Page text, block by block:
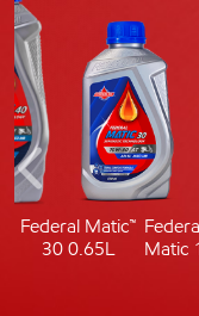
Federal Matic™
30 0.65L
Matic